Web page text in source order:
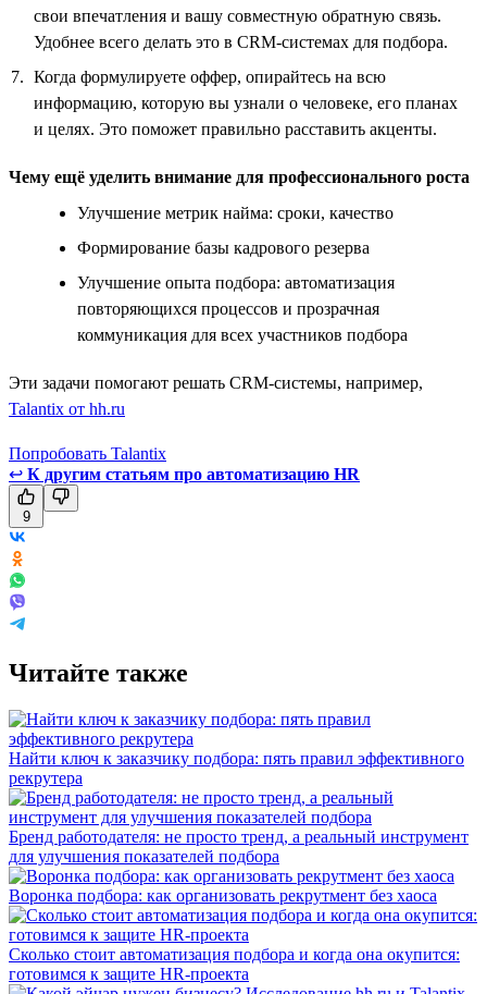
свои впечатления и вашу совместную обратную связь.
Удобнее всего делать это в CRM-системах для подбора.
Когда формулируете оффер, опирайтесь на всю
информацию, которую вы узнали о человеке, его планах
и целях. Это поможет правильно расставить акценты.
Чему ещё уделить внимание для профессионального роста
Улучшение метрик найма: сроки, качество
Формирование базы кадрового резерва
Улучшение опыта подбора: автоматизация
повторяющихся процессов и прозрачная
коммуникация для всех участников подбора
Эти задачи помогают решать CRM-системы, например,
Talantix от hh.ru
Попробовать Talantix
↩ К другим статьям про автоматизацию HR
9
Читайте также
Найти ключ к заказчику подбора: пять правил эффективного
рекрутера
Бренд работодателя: не просто тренд, а реальный инструмент
для улучшения показателей подбора
Воронка подбора: как организовать рекрутмент без хаоса
Сколько стоит автоматизация подбора и когда она окупится:
готовимся к защите HR-проекта